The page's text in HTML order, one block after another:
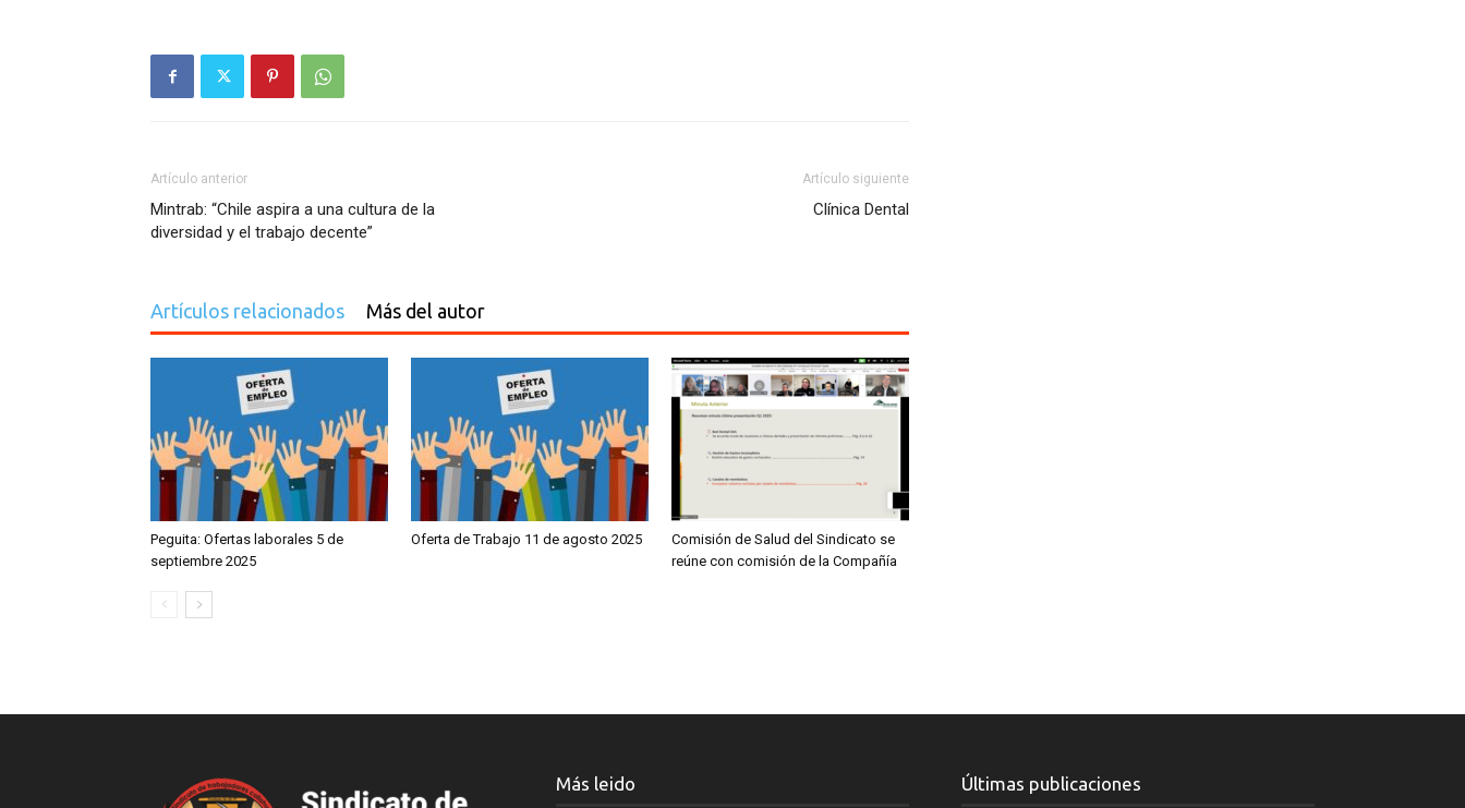
Artículo anterior
Mintrab: “Chile aspira a una cultura de la
diversidad y el trabajo decente”
Artículo siguiente
Clínica Dental
Artículos relacionados Más del autor
Peguita: Ofertas laborales 5 de
septiembre 2025
Oferta de Trabajo 11 de agosto 2025
Comisión de Salud del Sindicato se
reúne con comisión de la Compañía
Más leido Últimas publicaciones